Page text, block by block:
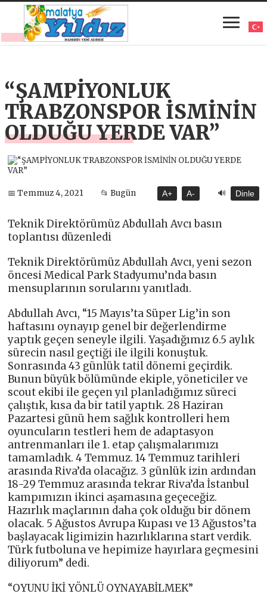
“ŞAMPİYONLUK
TRABZONSPOR İSMİNİN
OLDUĞU YERDE VAR”
📅 Temmuz 4, 2021 📂 Bugün A+ A- 🔊 Dinle
Teknik Direktörümüz Abdullah Avcı basın
toplantısı düzenledi
Teknik Direktörümüz Abdullah Avcı, yeni sezon
öncesi Medical Park Stadyumu’nda basın
mensuplarının sorularını yanıtladı.
Abdullah Avcı, “15 Mayıs’ta Süper Lig’in son
haftasını oynayıp genel bir değerlendirme
yaptık geçen seneyle ilgili. Yaşadığımız 6.5 aylık
sürecin nasıl geçtiği ile ilgili konuştuk.
Sonrasında 43 günlük tatil dönemi geçirdik.
Bunun büyük bölümünde ekiple, yöneticiler ve
scout ekibi ile geçen yıl planladığımız süreci
çalıştık, kısa da bir tatil yaptık. 28 Haziran
Pazartesi günü hem sağlık kontrolleri hem
oyuncuların testleri hem de adaptasyon
antrenmanları ile 1. etap çalışmalarımızı
tamamladık. 4 Temmuz. 14 Temmuz tarihleri
arasında Riva’da olacağız. 3 günlük izin ardından
18-29 Temmuz arasında tekrar Riva’da İstanbul
kampımızın ikinci aşamasına geçeceğiz.
Hazırlık maçlarının daha çok olduğu bir dönem
olacak. 5 Ağustos Avrupa Kupası ve 13 Ağustos’ta
başlayacak ligimizin hazırlıklarına start verdik.
Türk futboluna ve hepimize hayırlara geçmesini
diliyorum” dedi.
“OYUNU İKİ YÖNLÜ OYNAYABİLMEK”